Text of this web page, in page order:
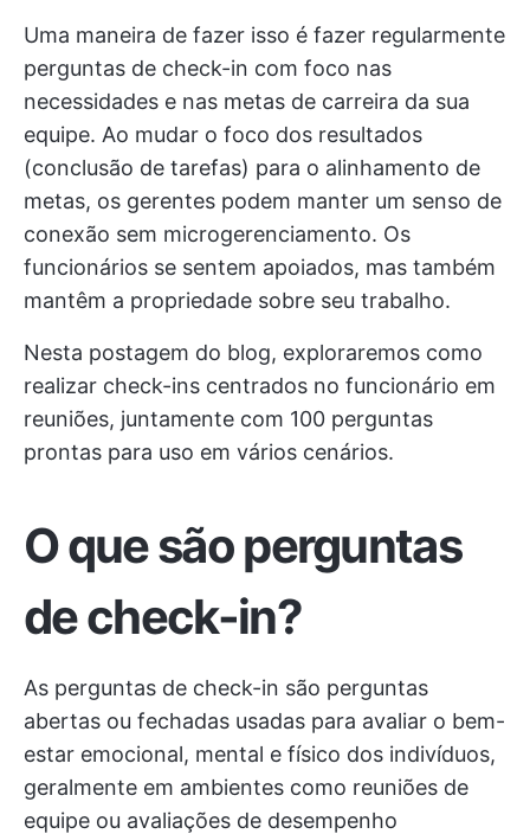
Uma maneira de fazer isso é fazer regularmente
perguntas de check-in com foco nas
necessidades e nas metas de carreira da sua
equipe. Ao mudar o foco dos resultados
(conclusão de tarefas) para o alinhamento de
metas, os gerentes podem manter um senso de
conexão sem microgerenciamento. Os
funcionários se sentem apoiados, mas também
mantêm a propriedade sobre seu trabalho.
Nesta postagem do blog, exploraremos como
realizar check-ins centrados no funcionário em
reuniões, juntamente com 100 perguntas
prontas para uso em vários cenários.
O que são perguntas
de check-in?
As perguntas de check-in são perguntas
abertas ou fechadas usadas para avaliar o bem-
estar emocional, mental e físico dos indivíduos,
geralmente em ambientes como reuniões de
equipe ou avaliações de desempenho